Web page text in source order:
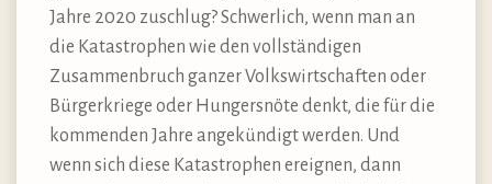
Jahre 2020 zuschlug? Schwerlich, wenn man an
die Katastrophen wie den vollständigen
Zusammenbruch ganzer Volkswirtschaften oder
Bürgerkriege oder Hungersnöte denkt, die für die
kommenden Jahre angekündigt werden. Und
wenn sich diese Katastrophen ereignen, dann